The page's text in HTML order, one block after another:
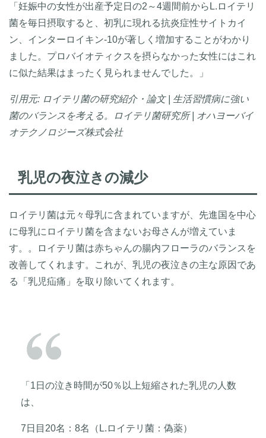
「妊娠中の女性が出産予定日の2～4週間前からL.ロイテリ
菌を毎日摂取すると、初乳に現れる抗炎症性サイトカイ
ン、インターロイキン-10が著しく増加することがわかり
ました。プロバイオティクスを摂らなかった女性にはこれ
に似た結果はまったく見られませんでした。」
引用元: ロイテリ菌の研究紹介・論文 | 生活習慣病に強い
菌のバランスを考える。ロイテリ菌研究所 | オハヨーバイ
オテクノロジーズ株式会社
乳児の夜泣きの減少
ロイテリ菌は元々母乳に含まれていますが、先進国を中心
に母乳にロイテリ菌を含まないお母さんが増えていま
す。。ロイテリ菌は赤ちゃんの腸内フローラのバランスを
改善してくれます。これが、乳児の夜泣きの主な原因であ
る「乳児疝痛」を取り除いてくれます。
「1日の泣き時間が50％以上短縮された乳児の人数
は、
7日目20名：8名（L.ロイテリ菌：偽薬）